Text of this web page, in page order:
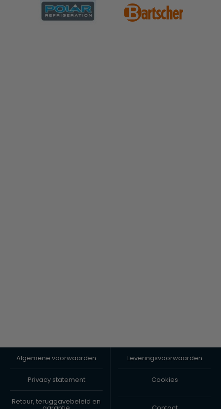
Algemene voorwaarden Leveringsvoorwaarden
Privacy statement Cookies
Retour, teruggavebeleid en